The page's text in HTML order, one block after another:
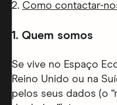
Como contactar-
1. Quem somos
Se vive no Espaço
Reino Unido ou na
pelos seus dados (o